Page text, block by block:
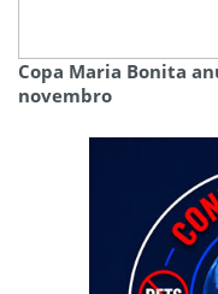
Copa Maria Bonita
novembro